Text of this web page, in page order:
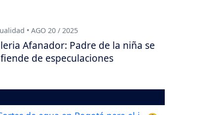
• AGO 20 / 2025
Afanador: Padre de la niña se
de especulaciones